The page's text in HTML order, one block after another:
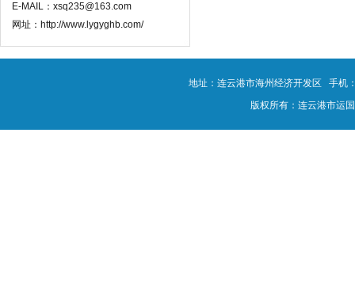
E-MAIL：xsq235@163.com
网址：http://www.lygyghb.com/
地址：连云港市海州经济开发区 手机
版权所有：连云港市运